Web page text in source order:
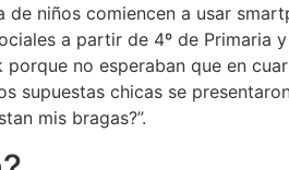
niños comiencen a usar
a partir de 4º de Primaria
no esperaban que en
supuestas chicas se
mis bragas?”.